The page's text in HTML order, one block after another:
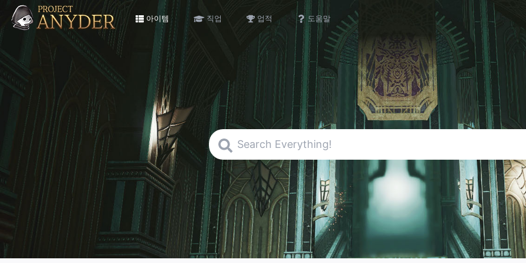
아이템 직업 업적 도움말